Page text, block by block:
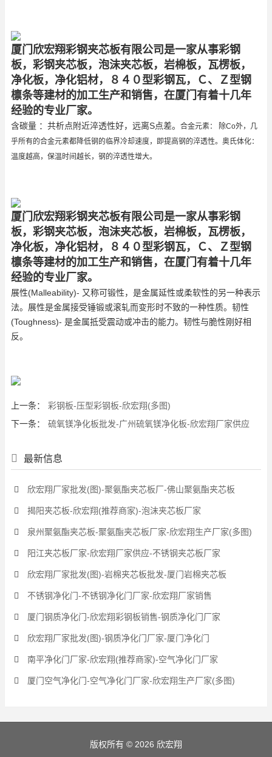
厦门 欣宏翔彩钢夹芯板有限公司是一家从事彩钢
板，彩钢夹芯板，泡沫夹芯板，岩棉板，瓦楞板，
净化板，净化铝材，８４０型彩钢瓦，Ｃ、Ｚ型钢
檩条等建材的加工生产和销售，在厦门有着十几年
经验的专业厂家。
含碳量 ：共析点附近淬透性好，远离S点差。 合金元素： 除Co外，几
乎所有的合金元素都降低钢的临界冷却速度，即提高钢的淬透性。奥氏体化：
温度越高，保温时间越长，钢的淬透性增大。
厦门欣宏翔彩钢夹芯板有限公司是一家从事彩钢
板，彩钢夹芯板，泡沫夹芯板，岩棉板，瓦楞板，
净化板，净化铝材，８４０型彩钢瓦，Ｃ、Ｚ型钢
檩条等建材的加工生产和销售，在厦门有着十几年
经验的专业厂家。
展性(Malleability)- 又称可锻性，是金属延性或柔软性的另一种表示
法。展性是金属接受锤锻或滚轧而变形时不致的一种性质。韧性
(Toughness)- 是金属抵受震动或冲击的能力。韧性与脆性刚好相
反。
上一条：
彩钢板-压型彩钢板-欣宏翔(多图)
下一条：
硫氧镁净化板批发-广州硫氧镁净化板-欣宏翔厂家供应
最新信息
欣宏翔厂家批发(图)-聚氨酯夹芯板厂-佛山聚氨酯夹芯板
揭阳夹芯板-欣宏翔(推荐商家)-泡沫夹芯板厂家
泉州聚氨酯夹芯板-聚氨酯夹芯板厂家-欣宏翔生产厂家(多图)
阳江夹芯板厂家-欣宏翔厂家供应-不锈钢夹芯板厂家
欣宏翔厂家批发(图)-岩棉夹芯板批发-厦门岩棉夹芯板
不锈钢净化门-不锈钢净化门厂家-欣宏翔厂家销售
厦门钢质净化门-欣宏翔彩钢板销售-钢质净化门厂家
欣宏翔厂家批发(图)-钢质净化门厂家-厦门净化门
南平净化门厂家-欣宏翔(推荐商家)-空气净化门厂家
厦门空气净化门-空气净化门厂家-欣宏翔生产厂家(多图)
版权所有 © 2026 欣宏翔